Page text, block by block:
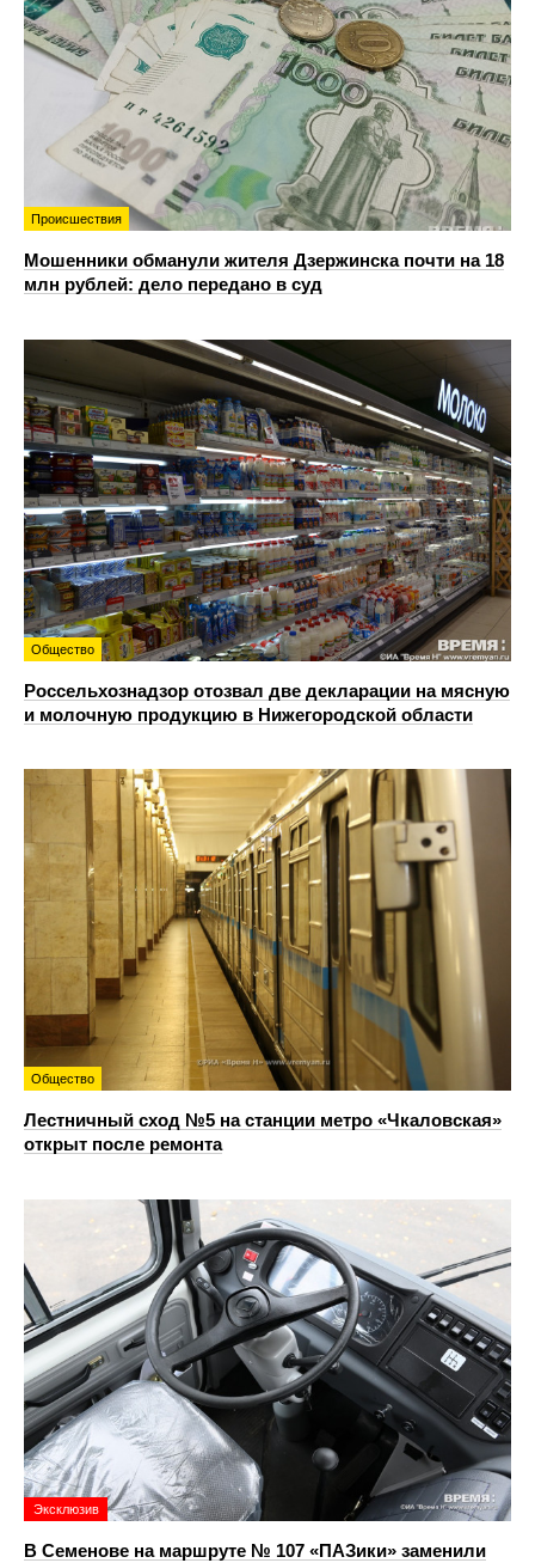
Происшествия
Мошенники обманули жителя Дзержинска почти на 18
млн рублей: дело передано в суд
Общество
Россельхознадзор отозвал две декларации на мясную
и молочную продукцию в Нижегородской области
Общество
Лестничный сход №5 на станции метро «Чкаловская»
открыт после ремонта
Эксклюзив
В Семенове на маршруте № 107 «ПАЗики» заменили